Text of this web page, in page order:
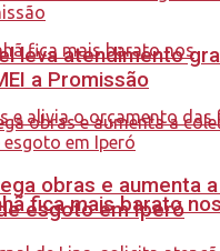
fica mais barato nos
leva atendimento
a Promissão
obras e aumenta
esgoto em Iperó